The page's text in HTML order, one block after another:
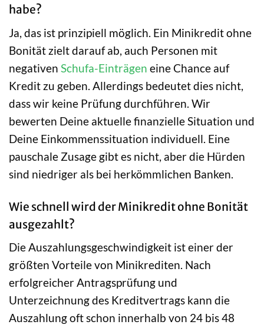
habe?
Ja, das ist prinzipiell möglich. Ein Minikredit ohne
Bonität zielt darauf ab, auch Personen mit
negativen Schufa-Einträgen eine Chance auf
Kredit zu geben. Allerdings bedeutet dies nicht,
dass wir keine Prüfung durchführen. Wir
bewerten Deine aktuelle finanzielle Situation und
Deine Einkommenssituation individuell. Eine
pauschale Zusage gibt es nicht, aber die Hürden
sind niedriger als bei herkömmlichen Banken.
Wie schnell wird der Minikredit ohne Bonität
ausgezahlt?
Die Auszahlungsgeschwindigkeit ist einer der
größten Vorteile von Minikrediten. Nach
erfolgreicher Antragsprüfung und
Unterzeichnung des Kreditvertrags kann die
Auszahlung oft schon innerhalb von 24 bis 48